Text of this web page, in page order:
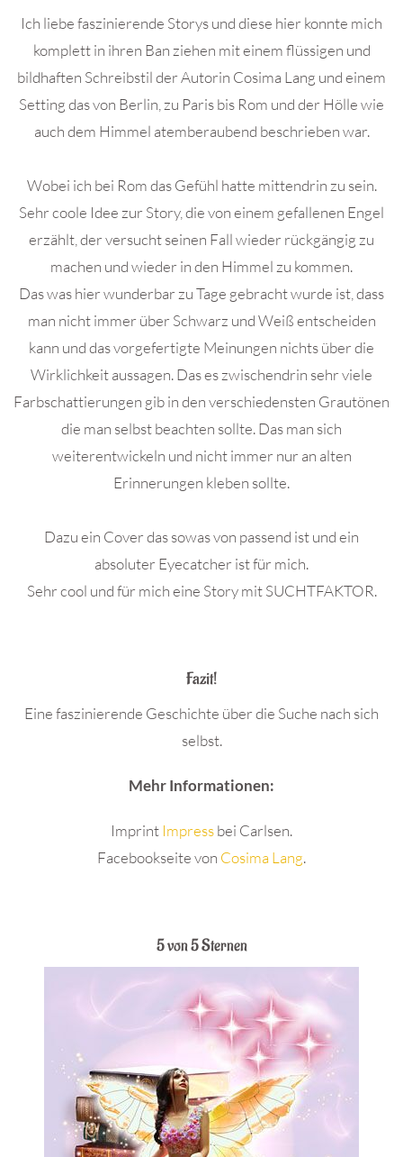
Ich liebe faszinierende Storys und diese hier konnte mich
komplett in ihren Ban ziehen mit einem flüssigen und
bildhaften Schreibstil der Autorin Cosima Lang und einem
Setting das von Berlin, zu Paris bis Rom und der Hölle wie
auch dem Himmel atemberaubend beschrieben war.
Wobei ich bei Rom das Gefühl hatte mittendrin zu sein.
Sehr coole Idee zur Story, die von einem gefallenen Engel
erzählt, der versucht seinen Fall wieder rückgängig zu
machen und wieder in den Himmel zu kommen.
Das was hier wunderbar zu Tage gebracht wurde ist, dass
man nicht immer über Schwarz und Weiß entscheiden
kann und das vorgefertigte Meinungen nichts über die
Wirklichkeit aussagen. Das es zwischendrin sehr viele
Farbschattierungen gib in den verschiedensten Grautönen
die man selbst beachten sollte. Das man sich
weiterentwickeln und nicht immer nur an alten
Erinnerungen kleben sollte.
Dazu ein Cover das sowas von passend ist und ein
absoluter Eyecatcher ist für mich.
Sehr cool und für mich eine Story mit SUCHTFAKTOR.
Fazit!
Eine faszinierende Geschichte über die Suche nach sich
selbst.
Mehr Informationen:
Imprint Impressbei Carlsen.
Facebookseite von Cosima Lang.
5 von 5 Sternen